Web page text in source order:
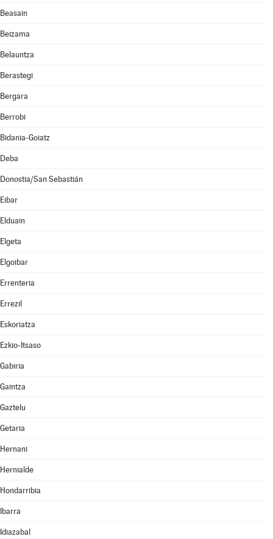
Beasain
Beizama
Belauntza
Berastegi
Bergara
Berrobi
Bidania-Goiatz
Deba
Donostia/San Sebastián
Eibar
Elduain
Elgeta
Elgoibar
Errenteria
Errezil
Eskoriatza
Ezkio-Itsaso
Gabiria
Gaintza
Gaztelu
Getaria
Hernani
Hernialde
Hondarribia
Ibarra
Idiazabal